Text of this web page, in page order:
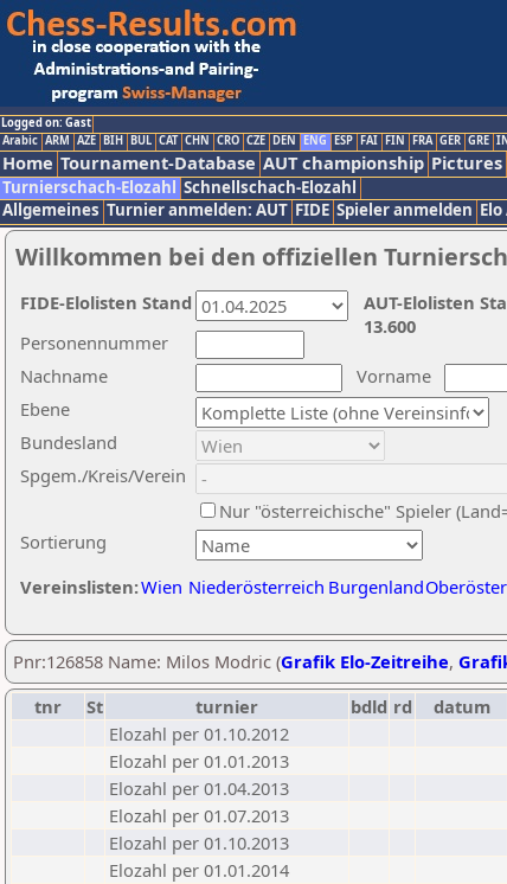
Logged on: Gast
Arabic ARM AZE BIH BUL CAT CHN CRO CZE DEN ENG ESP FAI FIN FRA GER GRE
Home Tournament-Database AUT championship Pictures
Turnierschach-Elozahl Schnellschach-Elozahl
Allgemeines Turnier anmelden: AUT FIDE Spieler anmelden Elo
Willkommen bei den offiziellen
Nachname
Vorname
Ebene
Sortierung
Personennummer
Bundesland
Spgem./Kreis/Verein
Nur "österreichische" Spieler
Vereinslisten:Wien Niederösterreich Burgenland
AUT-Elolisten
13.600
FIDE-Elolisten Stand
Pnr:126858 Name: Milos Modric (Grafik Elo-Zeitreihe,
tnr
St turnier bdld rd datum
Elozahl per 01.10.2012
Elozahl per 01.01.2013
Elozahl per 01.04.2013
Elozahl per 01.07.2013
Elozahl per 01.10.2013
Elozahl per 01.01.2014